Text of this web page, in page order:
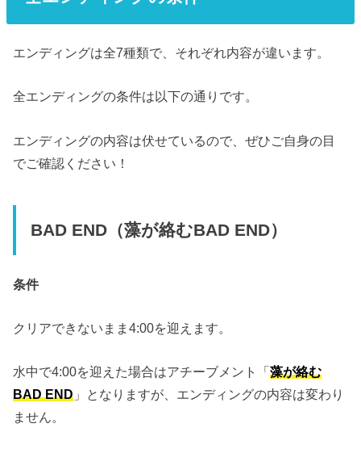
エンディングは全7種類で、それぞれ内容が違います。
全エンディングの条件は以下の通りです。
エンディングの内容は伏せているので、ぜひご自身の目
でご確認ください！
BAD END（藻が絡むBAD END）
条件
クリアできないまま4:00を迎えます。
水中で4:00を迎えた場合はアチーブメント「藻が絡む
BAD END 」となりますが、エンディングの内容は変わり
ません。